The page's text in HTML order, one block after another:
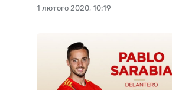
1 лютого 2020, 10:19